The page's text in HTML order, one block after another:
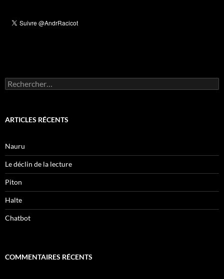
Rechercher :
ARTICLES RÉCENTS
Nauru
Le déclin de la lecture
Piton
Halte
Chatbot
COMMENTAIRES RÉCENTS